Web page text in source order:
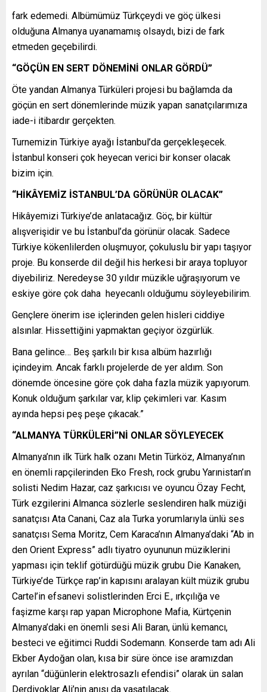
fark edemedi. Albümümüz Türkçeydi ve göç ülkesi
olduğuna Almanya uyanamamış olsaydı, bizi de fark
etmeden geçebilirdi.
“GÖÇÜN EN SERT DÖNEMİNİ ONLAR GÖRDÜ”
Öte yandan Almanya Türküleri projesi bu bağlamda da
göçün en sert dönemlerinde müzik yapan sanatçılarımıza
iade-i itibardır gerçekten.
Turnemizin Türkiye ayağı İstanbul’da gerçekleşecek.
İstanbul konseri çok heyecan verici bir konser olacak
bizim için.
“HİKÂYEMİZ İSTANBUL’DA GÖRÜNÜR OLACAK”
Hikâyemizi Türkiye’de anlatacağız. Göç, bir kültür
alışverişidir ve bu İstanbul’da görünür olacak. Sadece
Türkiye kökenlilerden oluşmuyor, çokuluslu bir yapı taşıyor
proje. Bu konserde dil değil his herkesi bir araya topluyor
diyebiliriz. Neredeyse 30 yıldır müzikle uğraşıyorum ve
eskiye göre çok daha heyecanlı olduğumu söyleyebilirim.
Gençlere önerim ise içlerinden gelen hisleri ciddiye
alsınlar. Hissettiğini yapmaktan geçiyor özgürlük.
Bana gelince… Beş şarkılı bir kısa albüm hazırlığı
içindeyim. Ancak farklı projelerde de yer aldım. Son
dönemde öncesine göre çok daha fazla müzik yapıyorum.
Konuk olduğum şarkılar var, klip çekimleri var. Kasım
ayında hepsi peş peşe çıkacak.”
“ALMANYA TÜRKÜLERİ”Nİ ONLAR SÖYLEYECEK
Almanya’nın ilk Türk halk ozanı Metin Türköz, Almanya’nın
en önemli rapçilerinden Eko Fresh, rock grubu Yarınistan’ın
solisti Nedim Hazar, caz şarkıcısı ve oyuncu Özay Fecht,
Türk ezgilerini Almanca sözlerle seslendiren halk müziği
sanatçısı Ata Canani, Caz ala Turka yorumlarıyla ünlü ses
sanatçısı Sema Moritz, Cem Karaca’nın Almanya’daki “Ab in
den Orient Express” adlı tiyatro oyununun müziklerini
yapması için teklif götürdüğü müzik grubu Die Kanaken,
Türkiye’de Türkçe rap’in kapısını aralayan kült müzik grubu
Cartel’in efsanevi solistlerinden Erci E., ırkçılığa ve
faşizme karşı rap yapan Microphone Mafia, Kürtçenin
Almanya’daki en önemli sesi Ali Baran, ünlü kemancı,
besteci ve eğitimci Ruddi Sodemann. Konserde tam adı Ali
Ekber Aydoğan olan, kısa bir süre önce ise aramızdan
ayrılan “düğünlerin elektrosazlı efendisi” olarak ün salan
Derdiyoklar Ali’nin anısı da yaşatılacak.